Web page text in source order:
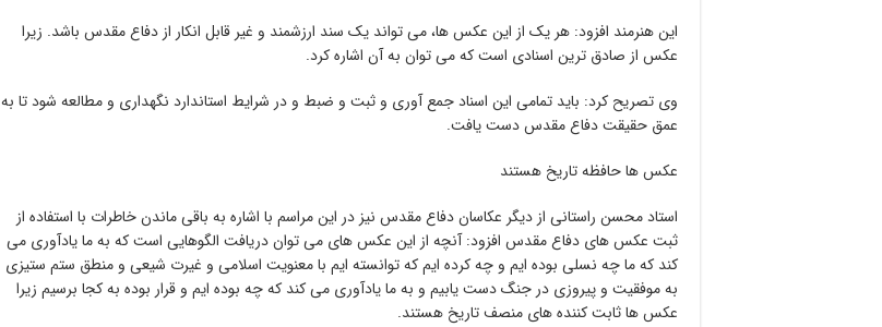
این هنرمند افزود: هر یک از این عکس ها، می تواند یک سند ارزشمند و غیر قابل انکار از دفاع مقدس باشد. زیرا
عکس از صادق ترین اسنادی است که می توان به آن اشاره کرد.
وی تصریح کرد: باید تمامی این اسناد جمع آوری و ثبت و ضبط و در شرایط استاندارد نگهداری و مطالعه شود تا به
عمق حقیقت دفاع مقدس دست یافت.
عکس ها حافظه تاریخ هستند
استاد محسن راستانی از دیگر عکاسان دفاع مقدس نیز در این مراسم با اشاره به باقی ماندن خاطرات با استفاده از
ثبت عکس های دفاع مقدس افزود: آنچه از این عکس های می توان دریافت الگوهایی است که به ما یادآوری می
کند که ما چه نسلی بوده ایم و چه کرده ایم که توانسته ایم با معنویت اسلامی و غیرت شیعی و منطق ستم ستیزی
به موفقیت و پیروزی در جنگ دست یابیم و به ما یادآوری می کند که چه بوده ایم و قرار بوده به کجا برسیم زیرا
عکس ها ثابت کننده های منصف تاریخ هستند.